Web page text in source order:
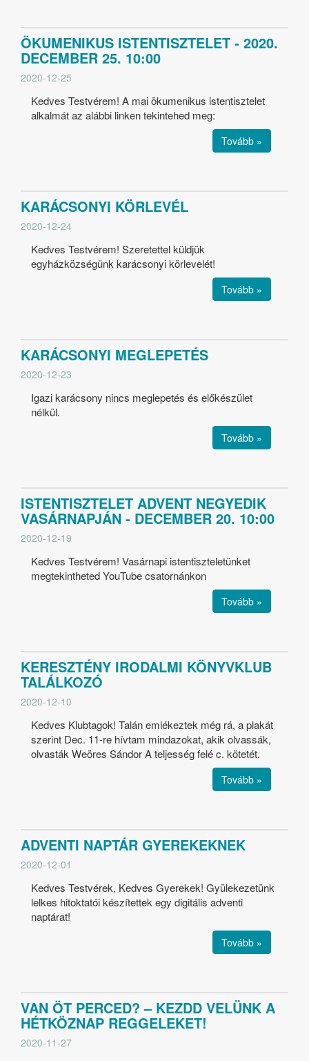
ÖKUMENIKUS ISTENTISZTELET - 2020.
DECEMBER 25. 10:00
2020-12-25
Kedves Testvérem! A mai ökumenikus istentisztelet
alkalmát az alábbi linken tekintehed meg:
Tovább »
KARÁCSONYI KÖRLEVÉL
2020-12-24
Kedves Testvérem! Szeretettel küldjük
egyházközségünk karácsonyi körlevelét!
Tovább »
KARÁCSONYI MEGLEPETÉS
2020-12-23
Igazi karácsony nincs meglepetés és előkészület
nélkül.
Tovább »
ISTENTISZTELET ADVENT NEGYEDIK
VASÁRNAPJÁN - DECEMBER 20. 10:00
2020-12-19
Kedves Testvérem! Vasárnapi istentiszteletünket
megtekintheted YouTube csatornánkon
Tovább »
KERESZTÉNY IRODALMI KÖNYVKLUB
TALÁLKOZÓ
2020-12-10
Kedves Klubtagok! Talán emlékeztek még rá, a plakát
szerint Dec. 11-re hívtam mindazokat, akik olvassák,
olvasták Weöres Sándor A teljesség felé c. kötetét.
Tovább »
ADVENTI NAPTÁR GYEREKEKNEK
2020-12-01
Kedves Testvérek, Kedves Gyerekek! Gyülekezetünk
lelkes hitoktatói készítettek egy digitális adventi
naptárat!
Tovább »
VAN ÖT PERCED? – KEZDD VELÜNK A
HÉTKÖZNAP REGGELEKET!
2020-11-27